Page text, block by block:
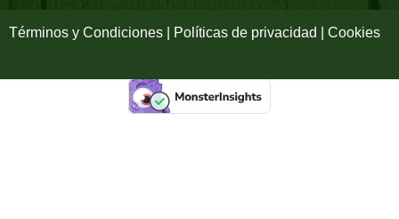
Términos y Condiciones | Políticas de privacidad | Cookies